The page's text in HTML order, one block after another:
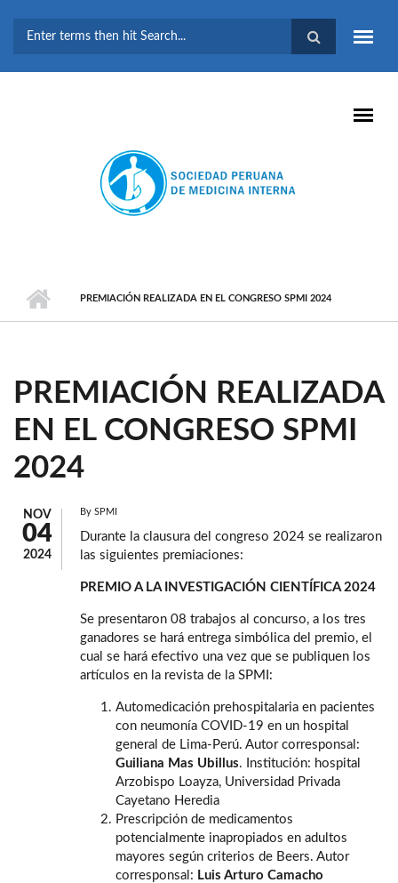
BÚSQUEDA
PREMIACIÓN REALIZADA EN EL CONGRESO SPMI 2024
PREMIACIÓN REALIZADA
EN EL CONGRESO SPMI
2024
NOV
04
2024
By SPMI
Durante la clausura del congreso 2024 se realizaron
las siguientes premiaciones:
PREMIO A LA INVESTIGACIÓN CIENTÍFICA 2024
Se presentaron 08 trabajos al concurso, a los tres
ganadores se hará entrega simbólica del premio, el
cual se hará efectivo una vez que se publiquen los
artículos en la revista de la SPMI:
Automedicación prehospitalaria en pacientes
con neumonía COVID-19 en un hospital
general de Lima-Perú. Autor corresponsal:
Guiliana Mas Ubillus. Institución: hospital
Arzobispo Loayza, Universidad Privada
Cayetano Heredia
Prescripción de medicamentos
potencialmente inapropiados en adultos
mayores según criterios de Beers. Autor
corresponsal: Luis Arturo Camacho